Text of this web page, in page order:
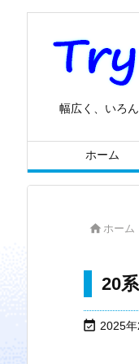
幅広く、いろん
ホーム
 ホーム
20
 2025